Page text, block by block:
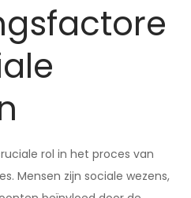
rol in het proces van
Mensen zijn sociale wezens,